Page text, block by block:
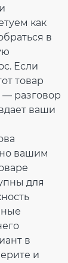
как
в
Если
товар
разговор
ваши
вашим
для
в
и